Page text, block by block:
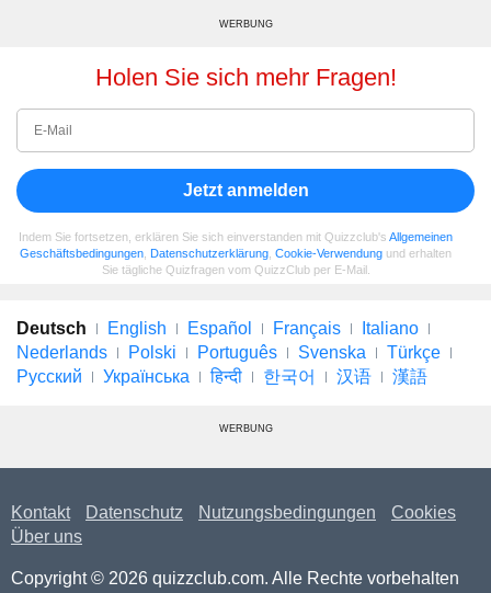
WERBUNG
Holen Sie sich mehr Fragen!
Jetzt anmelden
Indem Sie fortsetzen, erklären Sie sich einverstanden mit Quizzclub's Allgemeinen
Geschäftsbedingungen Datenschutzerklärung Cookie-Verwendung und erhalten
Sie tägliche Quizfragen vom QuizzClub per E-Mail.
Deutsch English Español Français
Italiano
Nederlands
Polski Português Svenska
Türkçe
Русский
Українська हिन्दी 한국어 汉语 漢語
WERBUNG
Kontakt Datenschutz Nutzungsbedingungen
Cookies
Über uns
Copyright © 2026 quizzclub.com. Alle Rechte vorbehalten